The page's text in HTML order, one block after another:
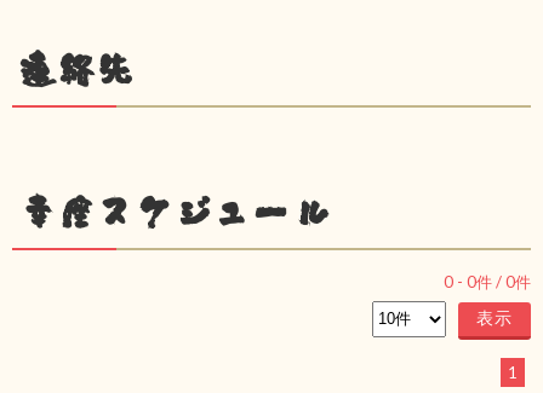
連絡先
幸座スケジュール
0 - 0件 /0件
1